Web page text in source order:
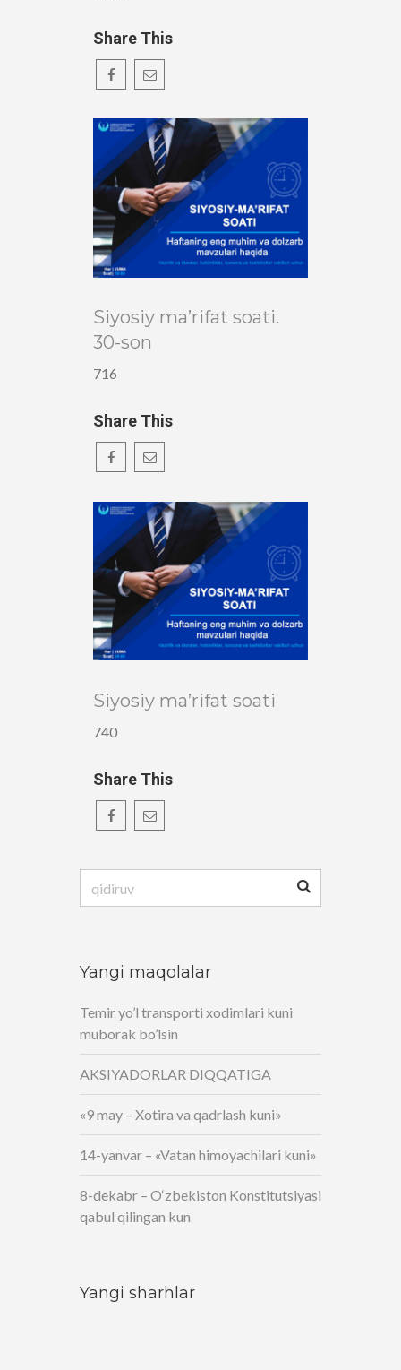
Share This
Siyosiy ma’rifat soati.
30-son
716
Share This
Siyosiy ma’rifat soati
740
Share This
Yangi maqolalar
Temir yo’l transporti xodimlari kuni
muborak bo’lsin
AKSIYADORLAR DIQQATIGA
«9 may – Xotira va qadrlash kuni»
14-yanvar – «Vatan himoyachilari kuni»
8-dekabr – O‘zbekiston Konstitutsiyasi
qabul qilingan kun
Yangi sharhlar